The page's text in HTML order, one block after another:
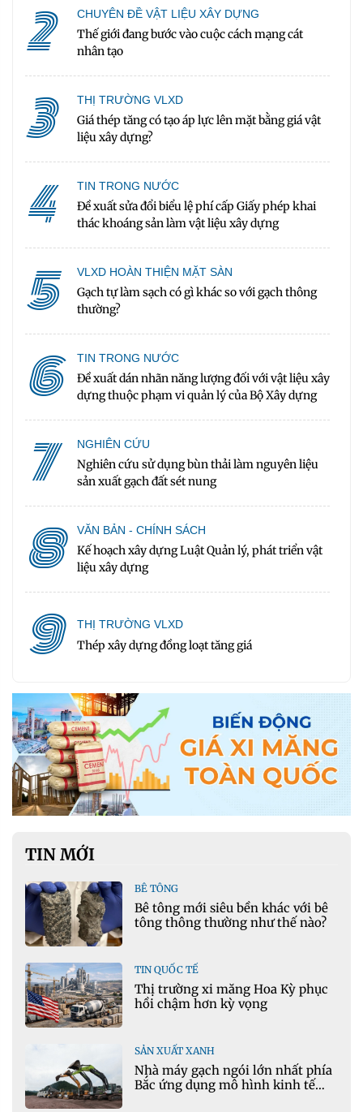
2 CHUYÊN ĐỀ VẬT LIỆU XÂY DỰNG
Thế giới đang bước vào cuộc cách mạng cát
nhân tạo
3 THỊ TRƯỜNG VLXD
Giá thép tăng có tạo áp lực lên mặt bằng giá vật
liệu xây dựng?
4 TIN TRONG NƯỚC
Đề xuất sửa đổi biểu lệ phí cấp Giấy phép khai
thác khoáng sản làm vật liệu xây dựng
5 VLXD HOÀN THIỆN MẶT SÀN
Gạch tự làm sạch có gì khác so với gạch thông
thường?
6 TIN TRONG NƯỚC
Đề xuất dán nhãn năng lượng đối với vật liệu xây
dựng thuộc phạm vi quản lý của Bộ Xây dựng
7 NGHIÊN CỨU
Nghiên cứu sử dụng bùn thải làm nguyên liệu
sản xuất gạch đất sét nung
8 VĂN BẢN - CHÍNH SÁCH
Kế hoạch xây dựng Luật Quản lý, phát triển vật
liệu xây dựng
9 THỊ TRƯỜNG VLXD
Thép xây dựng đồng loạt tăng giá
TIN MỚI
BÊ TÔNG
Bê tông mới siêu bền khác với bê
tông thông thường như thế nào?
TIN QUỐC TẾ
Thị trường xi măng Hoa Kỳ phục
hồi chậm hơn kỳ vọng
SẢN XUẤT XANH
Nhà máy gạch ngói lớn nhất phía
Bắc ứng dụng mô hình kinh tế